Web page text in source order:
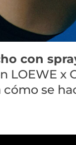
con
LOEWE x
se